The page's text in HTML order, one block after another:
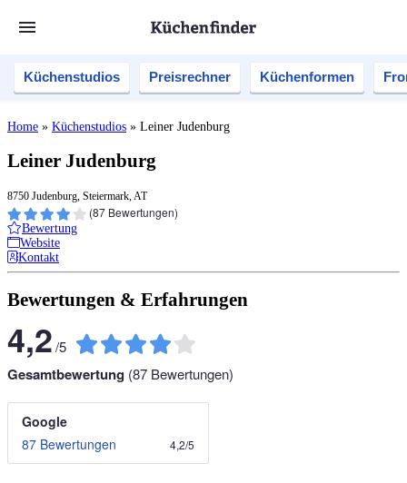
Küchenstudios Preisrechner Küchenformen
Home » Küchenstudios » Leiner Judenburg
Leiner Judenburg
8750 Judenburg, Steiermark, AT
(87 Bewertungen)
Bewertung
Website
Kontakt
Bewertungen & Erfahrungen
4,2/5
Gesamtbewertung (87 Bewertungen)
Google
87 Bewertungen
4,2/5